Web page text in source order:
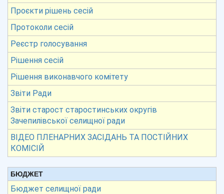
Проєкти рішень сесій
Протоколи сесій
Реєстр голосування
Рішення сесій
Рішення виконавчого комітету
Звіти Ради
Звіти старост старостинських округів
Зачепилівської селищної ради
ВІДЕО ПЛЕНАРНИХ ЗАСІДАНЬ ТА ПОСТІЙНИХ
КОМІСІЙ
БЮДЖЕТ
Бюджет селищної ради